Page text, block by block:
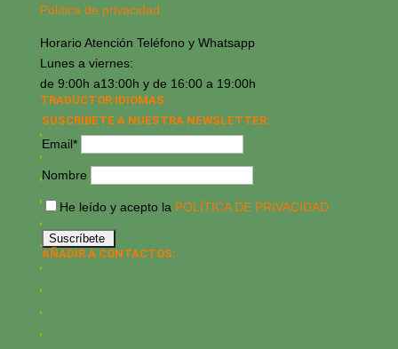
Política de privacidad
Horario Atención Teléfono y Whatsapp
Lunes a viernes:
de 9:00h a13:00h y de 16:00 a 19:00h
TRADUCTOR IDIOMAS:
SUSCRÍBETE A NUESTRA NEWSLETTER:
Email*
Nombre
He leído y acepto la POLÍTICA DE PRIVACIDAD
AÑADIR A CONTACTOS: